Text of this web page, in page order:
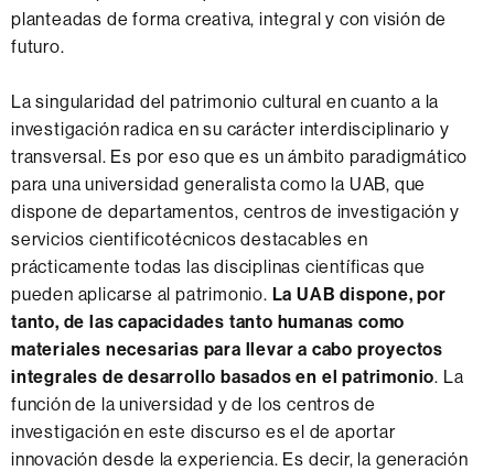
A
B
o
n
o
A
r
t
í
s
t
i
c
o
planteadas de forma creativa, integral y con visión de
futuro.
La singularidad del patrimonio cultural en cuanto a la
investigación radica en su carácter interdisciplinario y
transversal. Es por eso que es un ámbito paradigmático
para una universidad generalista como la UAB, que
dispone de departamentos, centros de investigación y
servicios cientificotécnicos destacables en
prácticamente todas las disciplinas científicas que
pueden aplicarse al patrimonio. La UAB dispone, por
tanto, de las capacidades tanto humanas como
materiales necesarias para llevar a cabo proyectos
integrales de desarrollo basados ​​en el patrimonio. La
función de la universidad y de los centros de
investigación en este discurso es el de aportar
innovación desde la experiencia. Es decir, la generación